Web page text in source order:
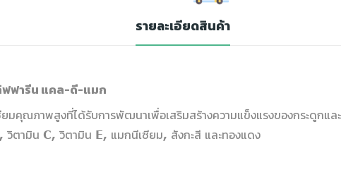
รายละเอียดสินค้า
ฟฟารีน แคล-ดี-แมก
มคุณภาพสูงที่ได้รับการพัฒนาเพื่อเสริมสร้างความแข็งแรงของกระดูกแ
ตามิน C, วิตามิน E, แมกนีเซียม, สังกะสี และทองแดง